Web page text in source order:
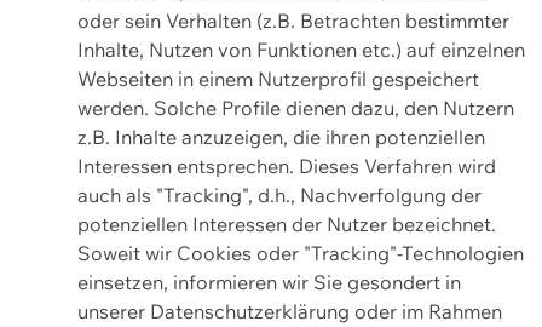
oder sein Verhalten (z.B. Betrachten bestimmter
Inhalte, Nutzen von Funktionen etc.) auf einzelnen
Webseiten in einem Nutzerprofil gespeichert
werden. Solche Profile dienen dazu, den Nutzern
z.B. Inhalte anzuzeigen, die ihren potenziellen
Interessen entsprechen. Dieses Verfahren wird
auch als "Tracking", d.h., Nachverfolgung der
potenziellen Interessen der Nutzer bezeichnet.
Soweit wir Cookies oder "Tracking"-Technologien
einsetzen, informieren wir Sie gesondert in
unserer Datenschutzerklärung oder im Rahmen